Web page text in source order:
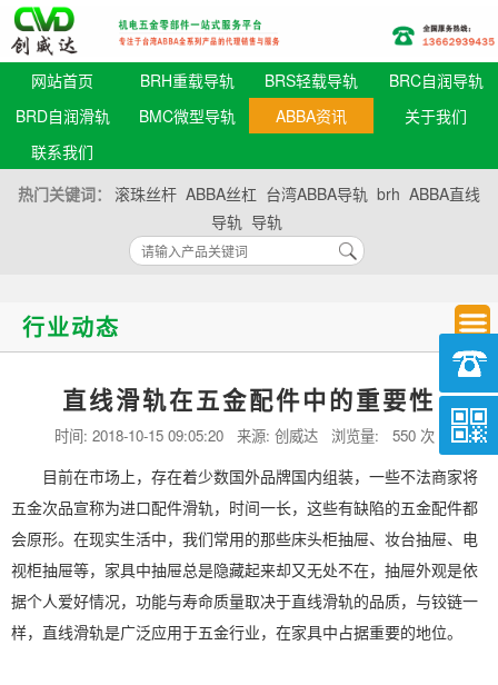
网站首页 BRH重载导轨 BRS轻载导轨
BRC自润导轨
BRD自润滑轨
BMC微型导轨 ABBA资讯
关于我们
联系我们
热门关键词： 滚珠丝杆 ABBA丝杠 台湾ABBA导轨 brh ABBA直线
导轨 导轨
行业动态
直线滑轨在五金配件中的重要性
时间: 2018-10-15 09:05:20 来源: 创威达 浏览量: 550 次
目前在市场上，存在着少数国外品牌国内组装，一些不法商家将
五金次品宣称为进口配件滑轨，时间一长，这些有缺陷的五金配件都
会原形。在现实生活中，我们常用的那些床头柜抽屉、妆台抽屉、电
视柜抽屉等，家具中抽屉总是隐藏起来却又无处不在，抽屉外观是依
据个人爱好情况，功能与寿命质量取决于直线滑轨的品质，与铰链一
样，直线滑轨是广泛应用于五金行业，在家具中占据重要的地位。